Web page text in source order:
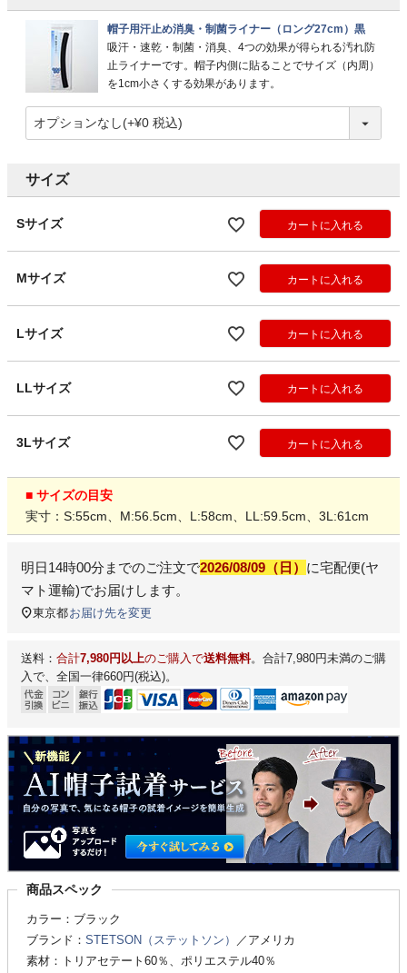
帽子用汗止め消臭・制菌ライナー（ロング27cm）黒
吸汗・速乾・制菌・消臭、4つの効果が得られる汚れ防
止ライナーです。帽子内側に貼ることでサイズ（内周）
を1cm小さくする効果があります。
サイズ
Sサイズ カートに入れる
Mサイズ カートに入れる
Lサイズ カートに入れる
LLサイズ カートに入れる
3Lサイズ カートに入れる
■ サイズの目安
実寸：S:55cm、M:56.5cm、L:58cm、LL:59.5cm、3L:61cm
明日14時00分 までのご注文で2026/08/09（日） に宅配便(ヤ
マト運輸)でお届けします。
東京都お届け先を変更
送料： 合計7,980円以上のご購入で送料無料。合計7,980円未満のご購
入で、全国一律660円(税込)。
商品スペック
カラー：ブラック
ブランド： STETSON（ステットソン）
／アメリカ
素材：トリアセテート60％、ポリエステル40％